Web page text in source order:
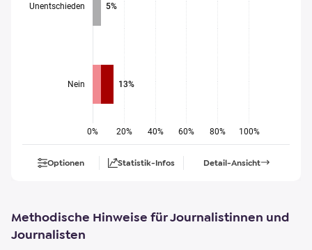
0% 20% 40% 60% 80% 100%
5%
13%
Unentschieden
Nein
Optionen Statistik-Infos Detail-Ansicht
Methodische Hinweise für Journalistinnen und
Journalisten